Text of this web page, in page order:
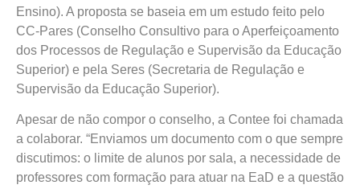
Ensino). A proposta se baseia em um estudo feito pelo
CC-Pares (Conselho Consultivo para o Aperfeiçoamento
dos Processos de Regulação e Supervisão da Educação
Superior) e pela Seres (Secretaria de Regulação e
Supervisão da Educação Superior).
Apesar de não compor o conselho, a Contee foi chamada
a colaborar. “Enviamos um documento com o que sempre
discutimos: o limite de alunos por sala, a necessidade de
professores com formação para atuar na EaD e a questão